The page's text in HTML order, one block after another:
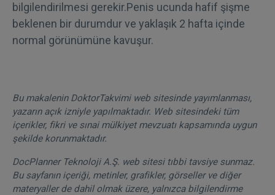
bilgilendirilmesi gerekir.Penis ucunda hafif şişme
beklenen bir durumdur ve yaklaşık 2 hafta içinde
normal görünümüne kavuşur.
Bu makalenin DoktorTakvimi web sitesinde yayımlanması,
yazarın açık izniyle yapılmaktadır. Web sitesindeki tüm
içerikler, fikri ve sınai mülkiyet mevzuatı kapsamında uygun
şekilde korunmaktadır.
DocPlanner Teknoloji A.Ş. web sitesi tıbbi tavsiye sunmaz.
Bu sayfanın içeriği, metinler, grafikler, görseller ve diğer
materyaller de dahil olmak üzere, yalnızca bilgilendirme